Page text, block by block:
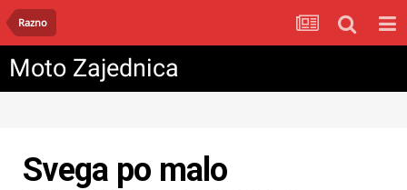
Razno
Moto Zajednica
Svega po malo